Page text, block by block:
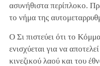
ασυνήθιστα περίπλοκο.
το νήμα της
Ο Σι πιστεύει ότι το
ενισχύεται για να
κινεζικού λαού και του